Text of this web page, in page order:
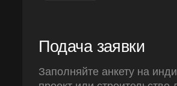
Подача заявки
Заполняйте анкету на